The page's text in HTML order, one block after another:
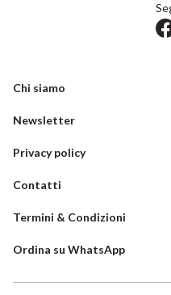
Chi siamo
Newsletter
Privacy policy
Contatti
Termini & Condizioni
Ordina su WhatsApp